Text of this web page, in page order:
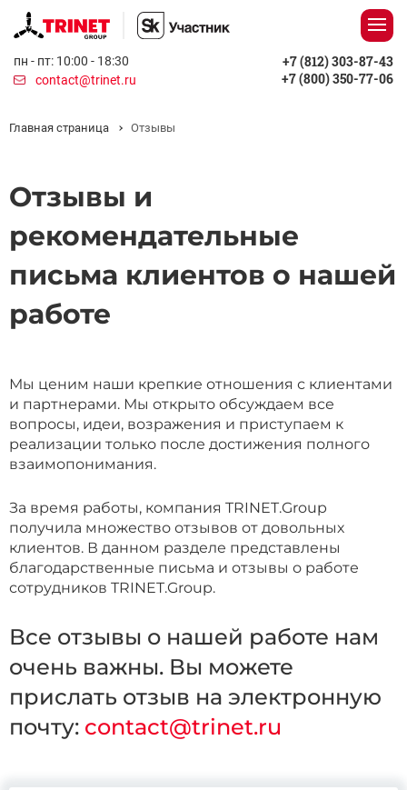
пн - пт: 10:00 - 18:30
contact@trinet.ru
+7 (812) 303-87-43
+7 (800) 350-77-06
Главная страница Отзывы
Отзывы и
рекомендательные
письма клиентов о нашей
работе
Мы ценим наши крепкие отношения с клиентами
и партнерами. Мы открыто обсуждаем все
вопросы, идеи, возражения и приступаем к
реализации только после достижения полного
взаимопонимания.
За время работы, компания TRINET.Group
получила множество отзывов от довольных
клиентов. В данном разделе представлены
благодарственные письма и отзывы о работе
сотрудников TRINET.Group.
Все отзывы о нашей работе нам
очень важны. Вы можете
прислать отзыв на электронную
почту: contact@trinet.ru